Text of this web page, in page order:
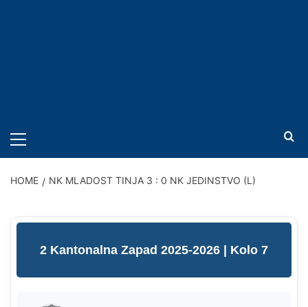
MENU
HOME NK MLADOST TINJA 3 : 0 NK JEDINSTVO (L)
2 Kantonalna Zapad 2025-2026 | Kolo 7